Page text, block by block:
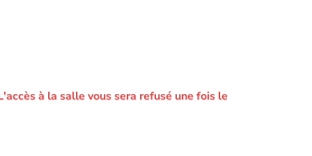
à la salle vous sera refusé une fois le